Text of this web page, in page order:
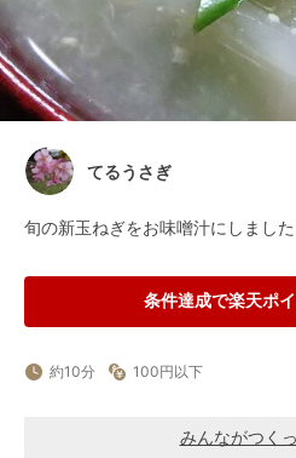
てるうさぎ
旬の新玉ねぎをお味噌汁にしました
条件達成で楽天ポ
約10分 100円以下
みんながつく